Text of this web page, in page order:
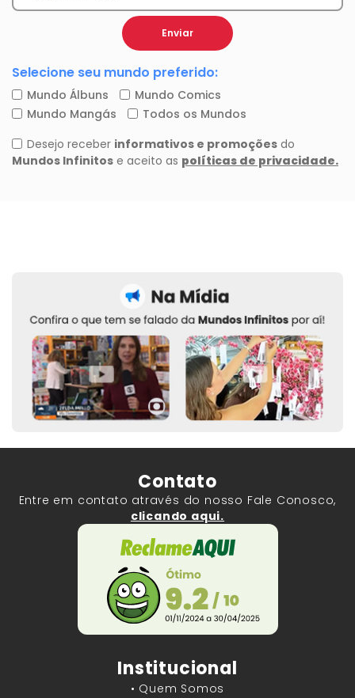
Contato
Entre em contato através do nosso Fale Conosco,
clicando aqui.
Institucional
• Quem Somos